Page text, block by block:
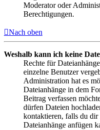
Moderator oder
Berechtigungen.
Nach oben
Weshalb kann ich keine
Rechte für
einzelne Benutzer
Administration hat es
Dateianhänge in dem
Beitrag verfassen
dürfen Dateien
kontaktieren, falls du
Dateianhänge anfügen